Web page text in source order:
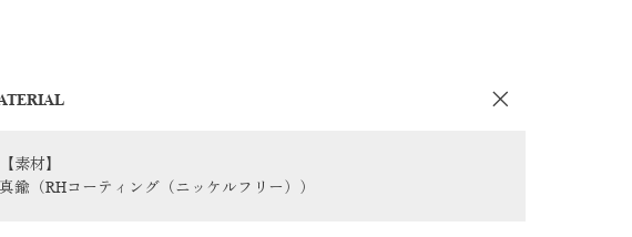
【素材】
真鍮（RHコーティング（ニッケルフリー））